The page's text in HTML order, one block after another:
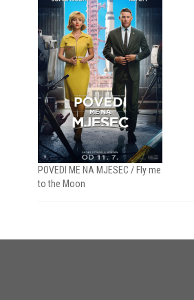
POVEDI ME NA MJESEC / Fly me
to the Moon